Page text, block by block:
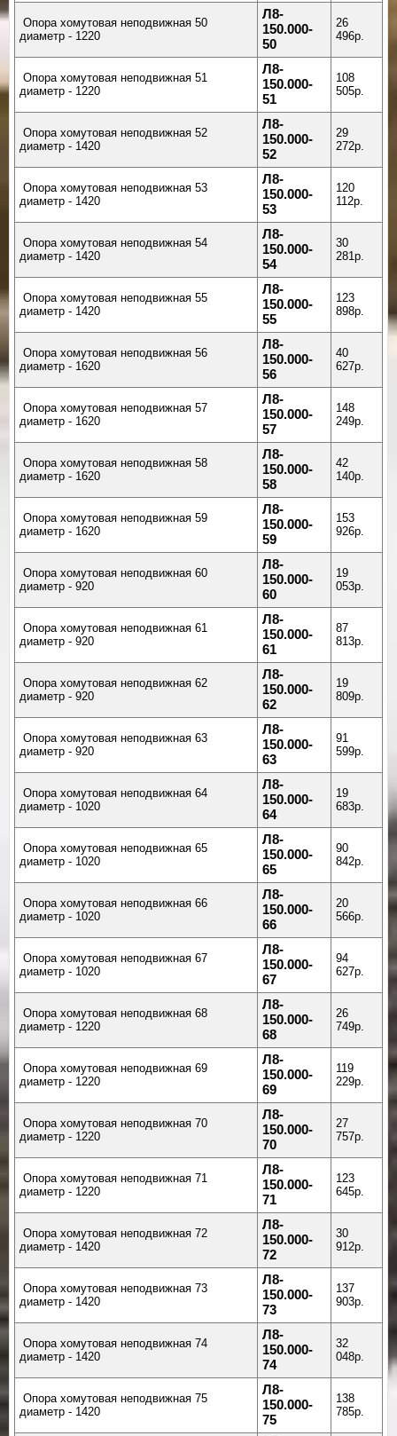
Опора хомутовая неподвижная 50
диаметр - 1220
Л8-
150.000-
50
26
496р.
Опора хомутовая неподвижная 51
диаметр - 1220
Л8-
150.000-
51
108
505р.
Опора хомутовая неподвижная 52
диаметр - 1420
Л8-
150.000-
52
29
272р.
Опора хомутовая неподвижная 53
диаметр - 1420
Л8-
150.000-
53
120
112р.
Опора хомутовая неподвижная 54
диаметр - 1420
Л8-
150.000-
54
30
281р.
Опора хомутовая неподвижная 55
диаметр - 1420
Л8-
150.000-
55
123
898р.
Опора хомутовая неподвижная 56
диаметр - 1620
Л8-
150.000-
56
40
627р.
Опора хомутовая неподвижная 57
диаметр - 1620
Л8-
150.000-
57
148
249р.
Опора хомутовая неподвижная 58
диаметр - 1620
Л8-
150.000-
58
42
140р.
Опора хомутовая неподвижная 59
диаметр - 1620
Л8-
150.000-
59
153
926р.
Опора хомутовая неподвижная 60
диаметр - 920
Л8-
150.000-
60
19
053р.
Опора хомутовая неподвижная 61
диаметр - 920
Л8-
150.000-
61
87
813р.
Опора хомутовая неподвижная 62
диаметр - 920
Л8-
150.000-
62
19
809р.
Опора хомутовая неподвижная 63
диаметр - 920
Л8-
150.000-
63
91
599р.
Опора хомутовая неподвижная 64
диаметр - 1020
Л8-
150.000-
64
19
683р.
Опора хомутовая неподвижная 65
диаметр - 1020
Л8-
150.000-
65
90
842р.
Опора хомутовая неподвижная 66
диаметр - 1020
Л8-
150.000-
66
20
566р.
Опора хомутовая неподвижная 67
диаметр - 1020
Л8-
150.000-
67
94
627р.
Опора хомутовая неподвижная 68
диаметр - 1220
Л8-
150.000-
68
26
749р.
Опора хомутовая неподвижная 69
диаметр - 1220
Л8-
150.000-
69
119
229р.
Опора хомутовая неподвижная 70
диаметр - 1220
Л8-
150.000-
70
27
757р.
Опора хомутовая неподвижная 71
диаметр - 1220
Л8-
150.000-
71
123
645р.
Опора хомутовая неподвижная 72
диаметр - 1420
Л8-
150.000-
72
30
912р.
Опора хомутовая неподвижная 73
диаметр - 1420
Л8-
150.000-
73
137
903р.
Опора хомутовая неподвижная 74
диаметр - 1420
Л8-
150.000-
74
32
048р.
Опора хомутовая неподвижная 75
диаметр - 1420
Л8-
150.000-
75
138
785р.